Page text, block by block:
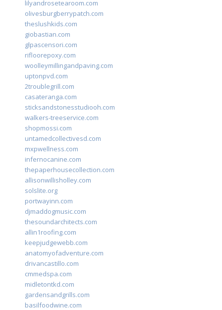
lilyandrosetearoom.com
olivesburgberrypatch.com
theslushkids.com
giobastian.com
glpascensori.com
rifloorepoxy.com
woolleymillingandpaving.com
uptonpvd.com
2troublegrill.com
casateranga.com
sticksandstonesstudiooh.com
walkers-treeservice.com
shopmossi.com
untamedcollectivesd.com
mxpwellness.com
infernocanine.com
thepaperhousecollection.com
allisonwillisholley.com
solslite.org
portwayinn.com
djmaddogmusic.com
thesoundarchitects.com
allin1roofing.com
keepjudgewebb.com
anatomyofadventure.com
drivancastillo.com
cmmedspa.com
midletontkd.com
gardensandgrills.com
basilfoodwine.com